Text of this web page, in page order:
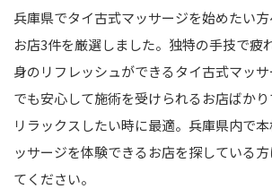
兵庫県でタイ古式マッサージを始めたい
お店3件を厳選しました。独特の手技で疲
身のリフレッシュができるタイ古式マッ
でも安心して施術を受けられるお店ばか
リラックスしたい時に最適。兵庫県内で
ッサージを体験できるお店を探している
てください。